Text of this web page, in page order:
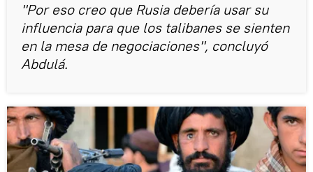
"Por eso creo que Rusia debería usar su
influencia para que los talibanes se sienten
en la mesa de negociaciones", concluyó
Abdulá.